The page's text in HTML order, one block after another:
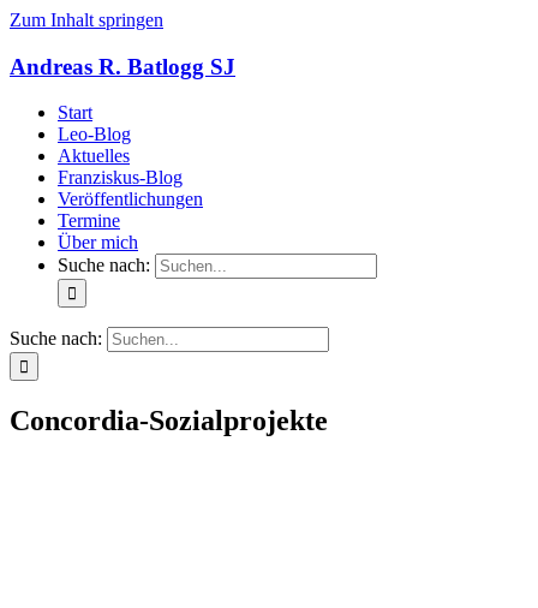
Zum Inhalt springen
Andreas R. Batlogg SJ
Start
Leo-Blog
Aktuelles
Franziskus-Blog
Veröffentlichungen
Termine
Über mich
Suche nach:
Suche nach:
Concordia-Sozialprojekte